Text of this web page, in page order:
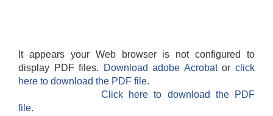
It appears your Web browser is not configured to
display PDF files.
Download adobe Acrobatorclick
here to download the PDF file.
Click here to download the PDF
file.